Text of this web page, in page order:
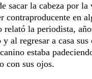
sacar la cabeza por
contraproducente en
relató la periodista,
al regresar a casa
estaba
con sus ojos.